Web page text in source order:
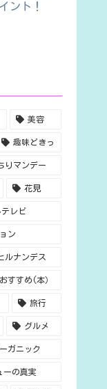
ント！
美容
趣味どきっ
りマンデー
花見
テレビ
ン
ルナンデス
すすめ(本）
旅行
グルメ
ガニック
ーの真実